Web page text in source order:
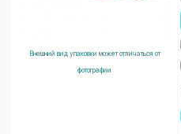
Внешний вид упаковки может отличаться от
фотографии